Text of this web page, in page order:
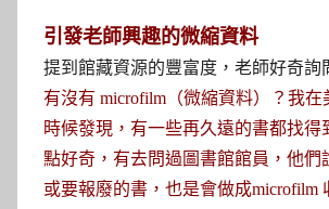
引發老師興趣的微縮資料
提到館藏資源的豐富度，老師好奇詢
有沒有 microfilm（微縮資料）？我在
時候發現，有一些再久遠的書都找得
點好奇，有去問過圖書館館員，他們
或要報廢的書，也是會做成microfilm